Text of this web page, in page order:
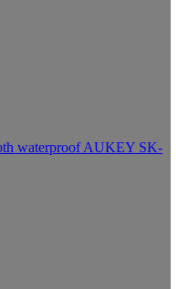
waterproof AUKEY SK-